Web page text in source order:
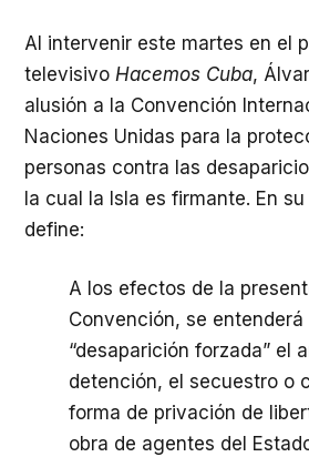
Al intervenir este martes en el
televisivo Hacemos Cuba,
alusión a la Convención
Naciones Unidas para la
personas contra las
la cual la Isla es firmante. En
define:
A los efectos de la
Convención, se entenderá
“desaparición forzada” el
detención, el secuestro o
forma de privación de
obra de agentes del